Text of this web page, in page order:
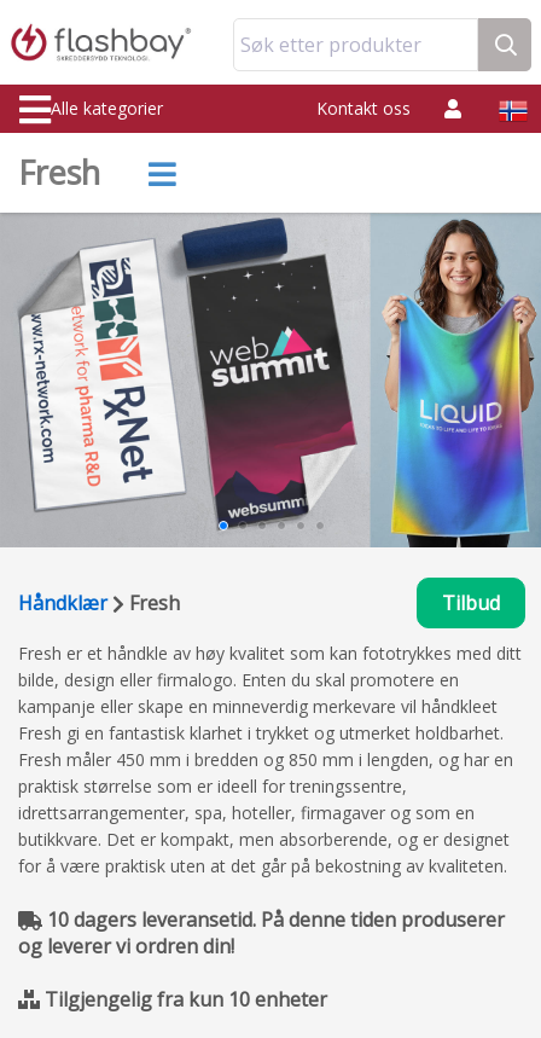
Søk etter produkter
Alle kategorier Kontakt oss
Fresh
Håndklær Fresh Tilbud
Fresh er et håndkle av høy kvalitet som kan fototrykkes med ditt
bilde, design eller firmalogo. Enten du skal promotere en
kampanje eller skape en minneverdig merkevare vil håndkleet
Fresh gi en fantastisk klarhet i trykket og utmerket holdbarhet.
Fresh måler 450 mm i bredden og 850 mm i lengden, og har en
praktisk størrelse som er ideell for treningssentre,
idrettsarrangementer, spa, hoteller, firmagaver og som en
butikkvare. Det er kompakt, men absorberende, og er designet
for å være praktisk uten at det går på bekostning av kvaliteten.
10 dagers leveransetid. På denne tiden produserer
og leverer vi ordren din!
Tilgjengelig fra kun 10 enheter